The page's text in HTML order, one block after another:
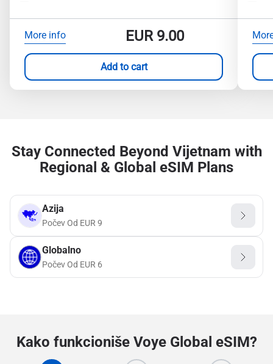
More info EUR9.00
Add to cart
Stay Connected Beyond Vijetnam with
Regional & Global eSIM Plans
Azija
Počev Od EUR 9
Globalno
Počev Od EUR 6
Kako funkcioniše Voye Global eSIM?